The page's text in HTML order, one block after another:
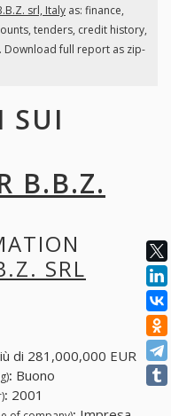
srl, Italyas: finance,
tenders, credit history,
Download full report as zip-
SUI
B.B.Z.
SRL
di 281,000,000 EUR
: Buono
: 2001